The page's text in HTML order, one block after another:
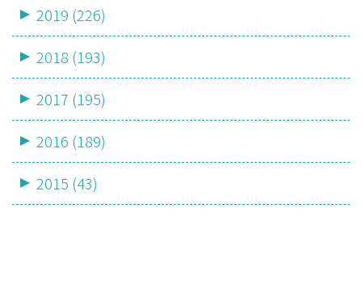
2019 (226)
2018 (193)
2017 (195)
2016 (189)
2015 (43)